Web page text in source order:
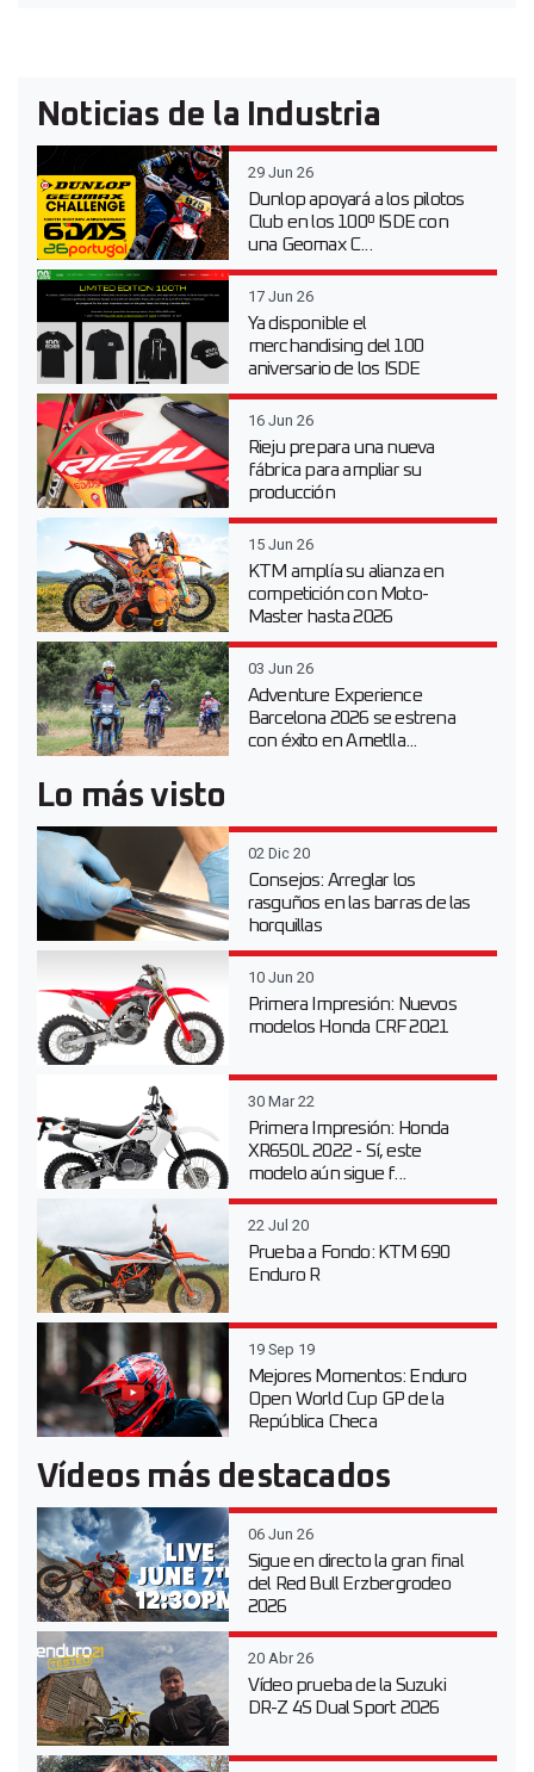
Noticias de la Industria
29 Jun 26
Dunlop apoyará a los pilotos
Club en los 100º ISDE con
una Geomax C...
17 Jun 26
Ya disponible el
merchandising del 100
aniversario de los ISDE
16 Jun 26
Rieju prepara una nueva
fábrica para ampliar su
producción
15 Jun 26
KTM amplía su alianza en
competición con Moto-
Master hasta 2026
03 Jun 26
Adventure Experience
Barcelona 2026 se estrena
con éxito en Ametlla...
Lo más visto
02 Dic 20
Consejos: Arreglar los
rasguños en las barras de las
horquillas
10 Jun 20
Primera Impresión: Nuevos
modelos Honda CRF 2021
30 Mar 22
Primera Impresión: Honda
XR650L 2022 - Sí, este
modelo aún sigue f...
22 Jul 20
Prueba a Fondo: KTM 690
Enduro R
19 Sep 19
Mejores Momentos: Enduro
Open World Cup GP de la
República Checa
Vídeos más destacados
06 Jun 26
Sigue en directo la gran final
del Red Bull Erzbergrodeo
2026
20 Abr 26
Vídeo prueba de la Suzuki
DR-Z 4S Dual Sport 2026